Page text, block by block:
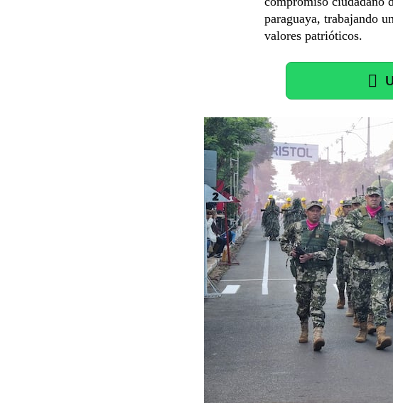
paraguaya, trabajando
valores patrióticos.